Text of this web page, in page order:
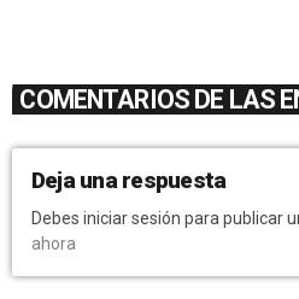
COMENTARIOS DE LAS
Deja una respuesta
Debes iniciar sesión para publicar
ahora